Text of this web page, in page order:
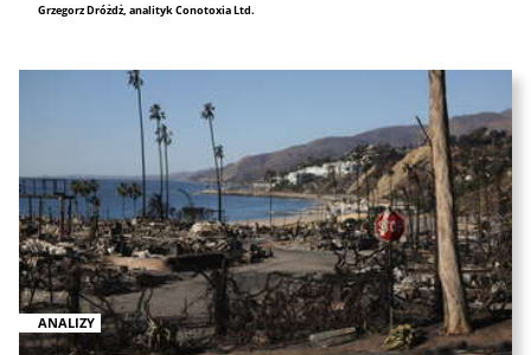
Grzegorz Dróżdż, analityk Conotoxia Ltd.
ANALIZY